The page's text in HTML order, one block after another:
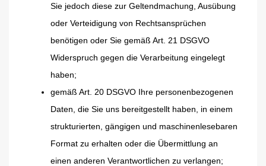
Sie jedoch diese zur Geltendmachung, Ausübung
oder Verteidigung von Rechtsansprüchen
benötigen oder Sie gemäß Art. 21 DSGVO
Widerspruch gegen die Verarbeitung eingelegt
haben;
gemäß Art. 20 DSGVO Ihre personenbezogenen
Daten, die Sie uns bereitgestellt haben, in einem
strukturierten, gängigen und maschinenlesebaren
Format zu erhalten oder die Übermittlung an
einen anderen Verantwortlichen zu verlangen;